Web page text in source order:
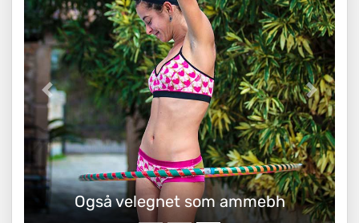
Organisk bomulds-bh